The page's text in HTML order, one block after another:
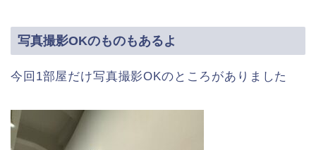
写真撮影OKのものもあるよ
今回1部屋だけ写真撮影OKのところがありました